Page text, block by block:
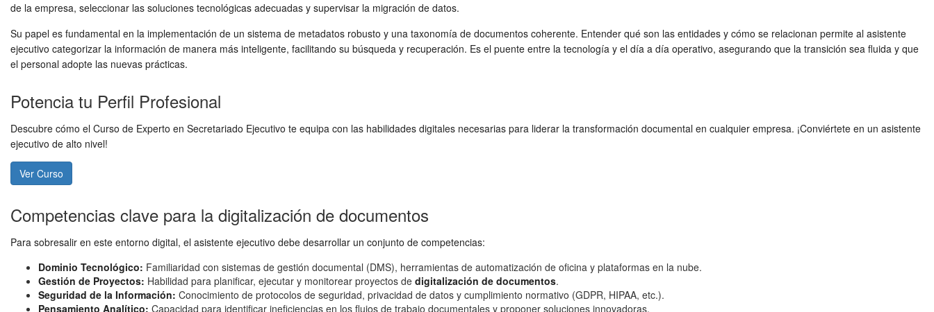
de la empresa, seleccionar las soluciones tecnológicas adecuadas y supervisar la migración de datos.
Su papel es fundamental en la implementación de un sistema de metadatos robusto y una taxonomía de documentos coherente. Entender qué son las entidades y cómo se relacionan permite al asistente
ejecutivo categorizar la información de manera más inteligente, facilitando su búsqueda y recuperación. Es el puente entre la tecnología y el día a día operativo, asegurando que la transición sea fluida y que
el personal adopte las nuevas prácticas.
Potencia tu Perfil Profesional
Descubre cómo el Curso de Experto en Secretariado Ejecutivo te equipa con las habilidades digitales necesarias para liderar la transformación documental en cualquier empresa. ¡Conviértete en un asistente
ejecutivo de alto nivel!
Ver Curso
Competencias clave para la digitalización de documentos
Para sobresalir en este entorno digital, el asistente ejecutivo debe desarrollar un conjunto de competencias:
Dominio Tecnológico: Familiaridad con sistemas de gestión documental (DMS), herramientas de automatización de oficina y plataformas en la nube.
Gestión de Proyectos: Habilidad para planificar, ejecutar y monitorear proyectos de digitalización de documentos.
Seguridad de la Información: Conocimiento de protocolos de seguridad, privacidad de datos y cumplimiento normativo (GDPR, HIPAA, etc.).
Pensamiento Analítico: Capacidad para identificar ineficiencias en los flujos de trabajo documentales y proponer soluciones innovadoras.